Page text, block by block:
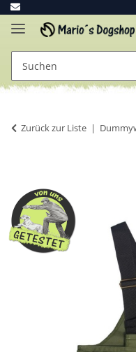
Zurück zur Liste